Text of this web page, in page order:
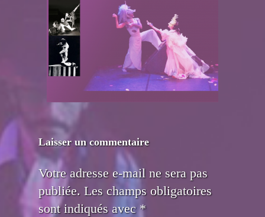
Laisser un commentaire
Votre adresse e-mail ne sera pas
publiée. Les champs obligatoires
sont indiqués avec *